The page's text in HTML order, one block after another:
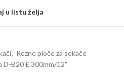
u listu želja
, Rezne ploče za sekače
D-B20 £ 300mm/12"